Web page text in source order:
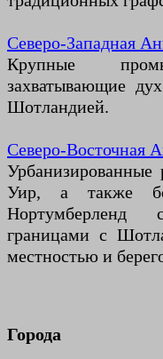
Северо-Западная
Крупные
захватывающие
Шотландией.
Северо-Восточная
Уир, а также
Нортумберленд
границами с
местностью и
Города